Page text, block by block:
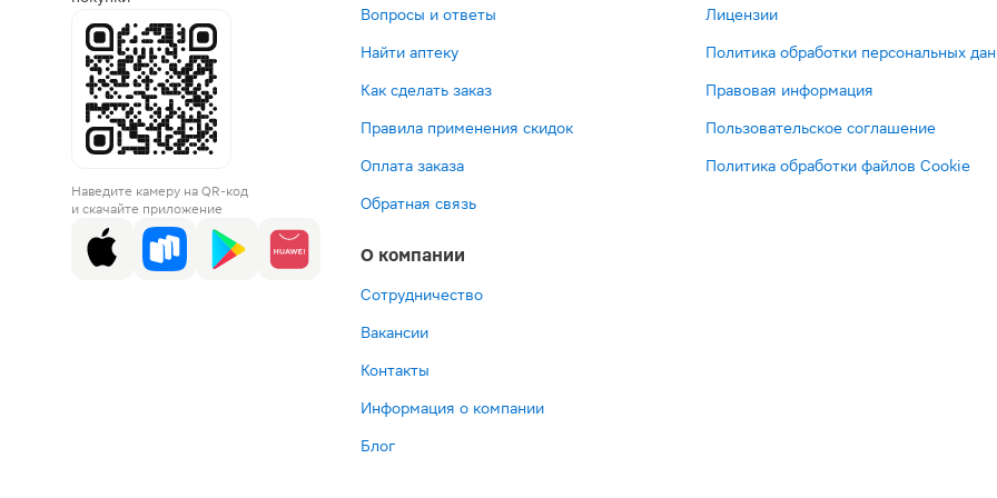
Наведите камеру на QR-код
и скачайте приложение
Вопросы и ответы
Найти аптеку
Как сделать заказ
Правила применения скидок
Оплата заказа
Обратная связь
О компании
Сотрудничество
Вакансии
Контакты
Информация о компании
Блог
Лицензии
Политика обработки персональных
Правовая информация
Пользовательское соглашение
Политика обработки файлов Cookie